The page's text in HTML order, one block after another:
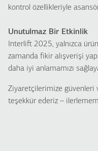
kontrol özellikleriyle
Unutulmaz Bir Etkinlik
Interlift 2025, yalnızca
zamanda fikir alışverişi
daha iyi anlamamızı
Ziyaretçilerimize
teşekkür ederiz –